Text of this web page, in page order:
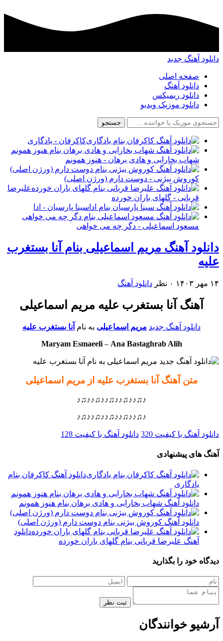
دانلود آهنگ جدید
صفحه اصلی
دانلود آهنگ
دانلود ریمیکس
دانلود موزیک ویدیو
جستجو
کاکرفان - یادگاری
شهاب بخارایی و هادی برهان - هنوز همونم
کوروش بیژنی - دوست دارم (ورژن اصلی)
علیرضا
قربانی - گلهای باران خورده
سینا پارسیان - ادا
مسعود اسماعیلی - دگر چه می خواهی
دانلود آهنگ مریم اسماعیلی بنام آنا بستغرب
علیه
۱۴ مهر ۱۴۰۳ ۰ نظر دانلود آهنگ
آهنگ آنا بستغرب علیه مریم اسماعیلی
دانلود آهنگ جدید مریم اسماعیلی به نام آنا بستغرب علیه
Maryam Esmaeeli– Ana Bastaghrab Alih
متن آهنگ آنا بستغرب علیه از مریم اسماعیلی
♪♫♪♪♫♪♪♫♪♪♫♪♪♫♪
♪♫♪♪♫♪♪♫♪♪♫♪♪♫♪
دانلود آهنگ با کیفیت 320 دانلود آهنگ با کیفیت 128
آهنگ های پیشنهادی
دانلود آهنگ کاکرفان بنام
یادگاری
دانلود آهنگ شهاب بخارایی و هادی برهان بنام هنوز همونم
دانلود آهنگ کوروش بیژنی بنام دوست دارم (ورژن اصلی)
دانلود
آهنگ علیرضا قربانی بنام گلهای باران خورده
دیدگاه خود را بگذارید
ثبت نظر
آرشیو خوانندگان